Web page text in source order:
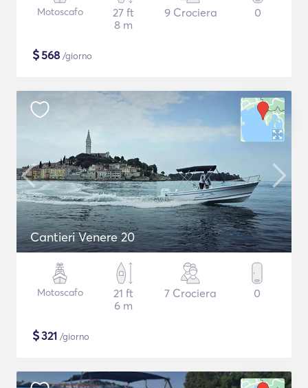
Motoscafo
27 ft
8 m
9 Crociera 0
$568 /giorno
Cantieri Venere 20
Motoscafo
21 ft
6 m
7 Crociera 0
$321 /giorno